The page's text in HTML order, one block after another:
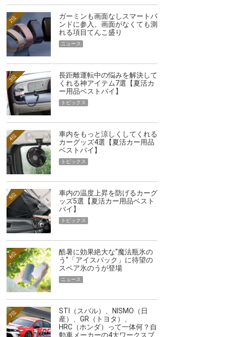
ガーミンも画面なしスマートバ
ンドに参入。画面がなくても測
れる項目てんこ盛り
2位
ニュース
長距離運転中の悩みを解決して
くれる神アイテム7選【夏活カ
ー用品ベストバイ】
3位
トピックス
車内をもっと涼しくしてくれる
カーグッズ4選【夏活カー用品
ベストバイ】
4位
トピックス
車内の温度上昇を防げるカーグ
ッズ5選【夏活カー用品ベスト
バイ】
5位
トピックス
酷暑に効果絶大な“魔法瓶氷の
う”「アイスパック」に待望の
スペア氷のうが登場
6位
ニュース
STI（スバル）、NISMO（日
産）、GR（トヨタ）、
HRC（ホンダ）って一体何？自
動車メーカーの4大ワークスブ
7位